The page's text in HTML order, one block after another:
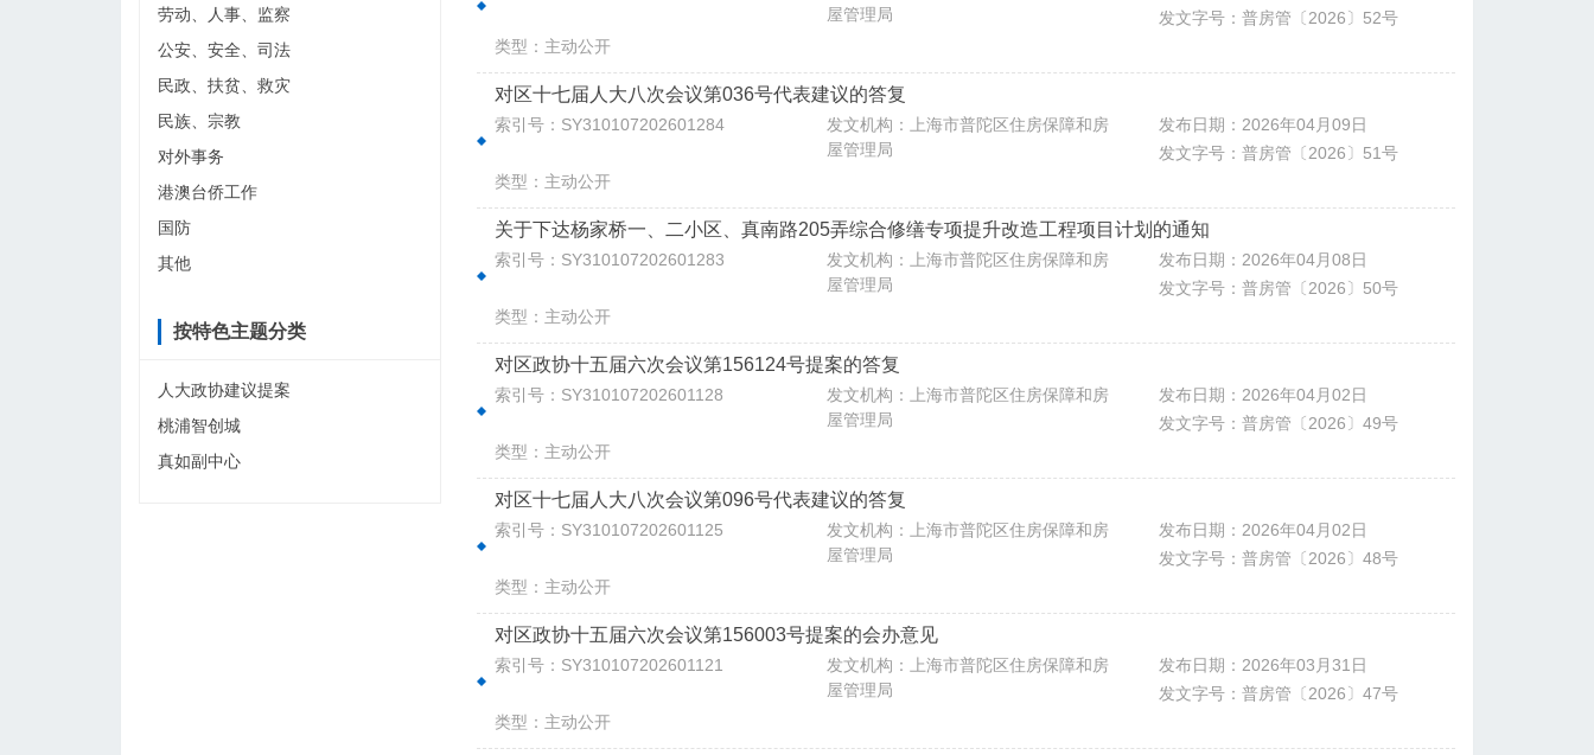
劳动、人事、监察
公安、安全、司法
民政、扶贫、救灾
民族、宗教
对外事务
港澳台侨工作
国防
其他
按特色主题分类
人大政协建议提案
桃浦智创城
真如副中心
屋管理局
发文字号：普房管〔2026〕52号
类型：主动公开
对区十七届人大八次会议第036号代表建议的答复
索引号：SY310107202601284
发文机构：上海市普陀区住房保障和房
屋管理局
发布日期：2026年04月09日
发文字号：普房管〔2026〕51号
类型：主动公开
关于下达杨家桥一、二小区、真南路205弄综合修缮专项提升改造工程项目计划的通知
索引号：SY310107202601283
发文机构：上海市普陀区住房保障和房
屋管理局
发布日期：2026年04月08日
发文字号：普房管〔2026〕50号
类型：主动公开
对区政协十五届六次会议第156124号提案的答复
索引号：SY310107202601128
发文机构：上海市普陀区住房保障和房
屋管理局
发布日期：2026年04月02日
发文字号：普房管〔2026〕49号
类型：主动公开
对区十七届人大八次会议第096号代表建议的答复
索引号：SY310107202601125
发文机构：上海市普陀区住房保障和房
屋管理局
发布日期：2026年04月02日
发文字号：普房管〔2026〕48号
类型：主动公开
对区政协十五届六次会议第156003号提案的会办意见
索引号：SY310107202601121
发文机构：上海市普陀区住房保障和房
屋管理局
发布日期：2026年03月31日
发文字号：普房管〔2026〕47号
类型：主动公开